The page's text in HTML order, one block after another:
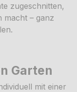
zugeschnitten,
macht – ganz
Garten
mit einer